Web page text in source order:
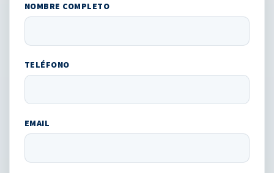
NOMBRE COMPLETO
TELÉFONO
EMAIL